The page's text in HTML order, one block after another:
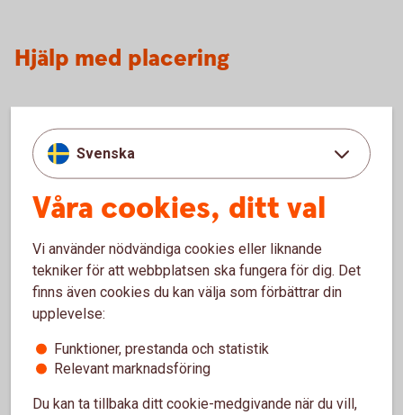
Hjälp med placering
Placera dinpension
Mer information
Löneväxla - merinformation
Fler pensionslösningar
Svenska
Våra cookies, ditt val
Vi använder nödvändiga cookies eller liknande
tekniker för att webbplatsen ska fungera för dig. Det
finns även cookies du kan välja som förbättrar din
upplevelse:
Funktioner, prestanda och statistik
Relevant marknadsföring
Du kan ta tillbaka ditt cookie-medgivande när du vill,